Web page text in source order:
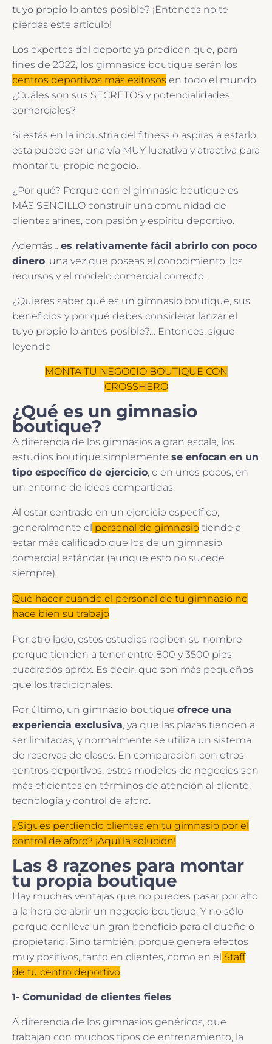
tuyo propio lo antes posible? ¡Entonces no te
pierdas este artículo!
Los expertos del deporte ya predicen que, para
fines de 2022, los gimnasios boutique serán los
centros deportivos más exitosos en todo el mundo.
¿Cuáles son sus SECRETOS y potencialidades
comerciales?
Si estás en la industria del fitness o aspiras a estarlo,
esta puede ser una vía MUY lucrativa y atractiva para
montar tu propio negocio.
¿Por qué? Porque con el gimnasio boutique es
MÁS SENCILLO construir una comunidad de
clientes afines, con pasión y espíritu deportivo.
Además… es relativamente fácil abrirlo con poco
dinero, una vez que poseas el conocimiento, los
recursos y el modelo comercial correcto.
¿Quieres saber qué es un gimnasio boutique, sus
beneficios y por qué debes considerar lanzar el
tuyo propio lo antes posible?… Entonces, sigue
leyendo
MONTA TU NEGOCIO BOUTIQUE CON
CROSSHERO
¿Qué es un gimnasio
boutique?
A diferencia de los gimnasios a gran escala, los
estudios boutique simplemente se enfocan en un
tipo específico de ejercicio, o en unos pocos, en
un entorno de ideas compartidas.
Al estar centrado en un ejercicio específico,
generalmente el personal de gimnasio tiende a
estar más calificado que los de un gimnasio
comercial estándar (aunque esto no sucede
siempre).
Qué hacer cuando el personal de tu gimnasio no
hace bien su trabajo
Por otro lado, estos estudios reciben su nombre
porque tienden a tener entre 800 y 3500 pies
cuadrados aprox. Es decir, que son más pequeños
que los tradicionales.
Por último, un gimnasio boutique ofrece una
experiencia exclusiva, ya que las plazas tienden a
ser limitadas, y normalmente se utiliza un sistema
de reservas de clases. En comparación con otros
centros deportivos, estos modelos de negocios son
más eficientes en términos de atención al cliente,
tecnología y control de aforo.
¿Sigues perdiendo clientes en tu gimnasio por el
control de aforo? ¡Aquí la solución!
Las 8 razones para montar
tu propia boutique
Hay muchas ventajas que no puedes pasar por alto
a la hora de abrir un negocio boutique. Y no sólo
porque conlleva un gran beneficio para el dueño o
propietario. Sino también, porque genera efectos
muy positivos, tanto en clientes, como en el Staff
de tu centro deportivo.
1- Comunidad de clientes fieles
A diferencia de los gimnasios genéricos, que
trabajan con muchos tipos de entrenamiento, la